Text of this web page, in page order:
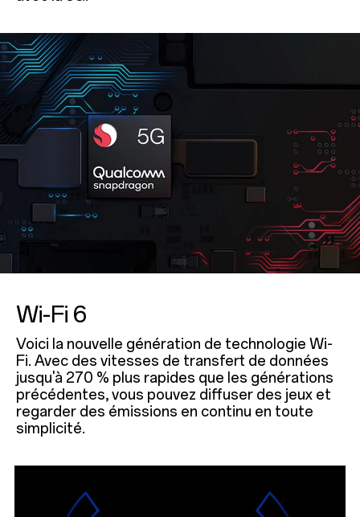
Wi-Fi 6
Voici la nouvelle génération de technologie Wi-
Fi. Avec des vitesses de transfert de données
jusqu'à 270 % plus rapides que les générations
précédentes, vous pouvez diffuser des jeux et
regarder des émissions en continu en toute
simplicité.